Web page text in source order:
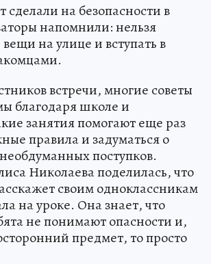
сделали на безопасности в
напомнили: нельзя
на улице и вступать в
встречи, многие советы
благодаря школе и
занятия помогают еще раз
правила и задуматься о
поступков.
Николаева поделилась, что
своим одноклассникам
на уроке. Она знает, что
не понимают опасности и,
предмет, то просто